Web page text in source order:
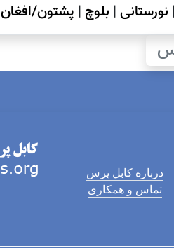
نورستانی| بلوچ | پشتون/افغان
درباره کابل پرس
تماس و همکاری